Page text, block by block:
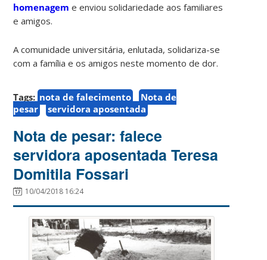
homenagem e enviou solidariedade aos familiares
e amigos.
A comunidade universitária, enlutada, solidariza-se
com a família e os amigos neste momento de dor.
Tags: nota de falecimento
Nota de
pesar
servidora aposentada
Nota de pesar: falece
servidora aposentada Teresa
Domitila Fossari
10/04/2018 16:24